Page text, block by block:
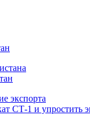
экспорта
СТ-1 и упростить